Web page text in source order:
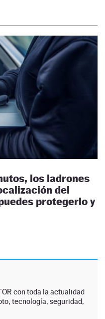
los ladrones
del
protegerlo y
con toda la actualidad
tecnología, seguridad,